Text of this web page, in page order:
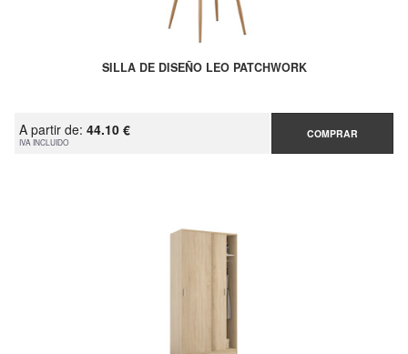
SILLA DE DISEÑO LEO PATCHWORK
A partir de: 44.10 €
IVA INCLUIDO
COMPRAR